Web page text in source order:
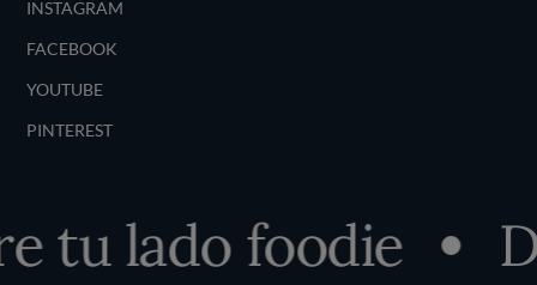
INSTAGRAM
FACEBOOK
YOUTUBE
PINTEREST
tu lado foodie